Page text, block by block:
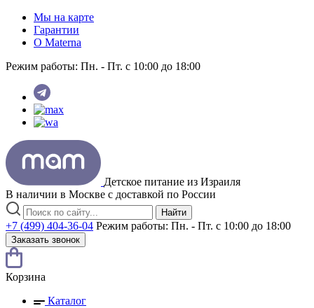
Мы на карте
Гарантии
O Materna
Режим работы: Пн. - Пт. с 10:00 до 18:00
Детское питание из Израиля
В наличии в Москве с доставкой по России
Найти
+7 (499) 404-36-04 Режим работы: Пн. - Пт. с 10:00 до 18:00
Заказать звонок
Корзина
Каталог